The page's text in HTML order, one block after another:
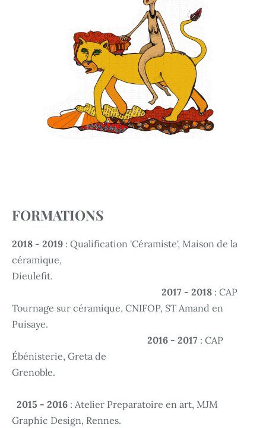
FORMATIONS
2018 - 2019 : Qualification 'Céramiste', Maison de la
céramique,
Dieulefit.
2017 - 2018 : CAP
Tournage sur céramique, CNIFOP, ST Amand en
Puisaye.
2016 - 2017 : CAP
Ébénisterie, Greta de
Grenoble.
2015 - 2016 : Atelier Preparatoire en art, MJM
Graphic Design, Rennes.